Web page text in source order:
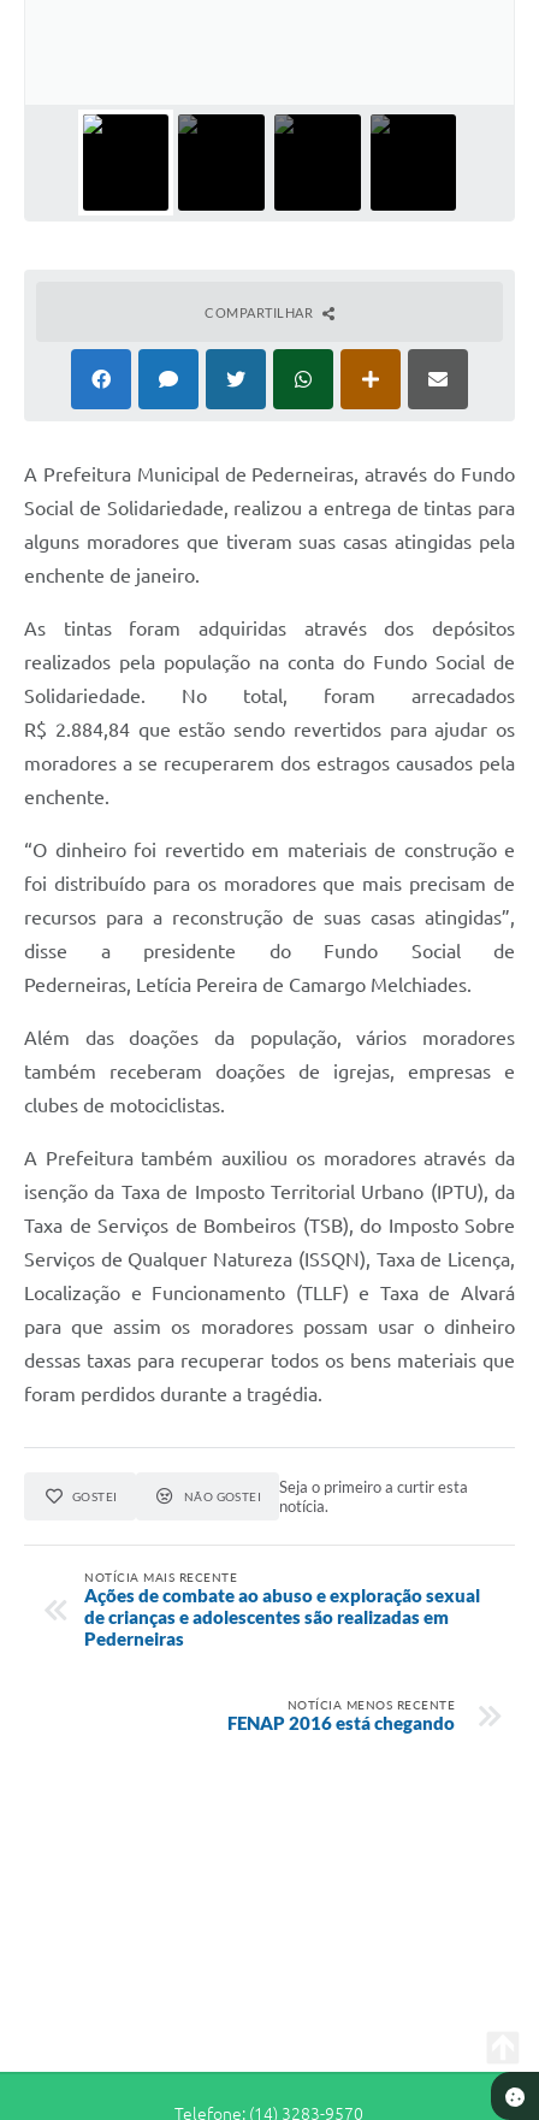
COMPARTILHAR
A Prefeitura Municipal de Pederneiras, através do Fundo
Social de Solidariedade, realizou a entrega de tintas para
alguns moradores que tiveram suas casas atingidas pela
enchente de janeiro.
As tintas foram adquiridas através dos depósitos
realizados pela população na conta do Fundo Social de
Solidariedade. No total, foram arrecadados
R$ 2.884,84 que estão sendo revertidos para ajudar os
moradores a se recuperarem dos estragos causados pela
enchente.
“O dinheiro foi revertido em materiais de construção e
foi distribuído para os moradores que mais precisam de
recursos para a reconstrução de suas casas atingidas”,
disse a presidente do Fundo Social de
Pederneiras, Letícia Pereira de Camargo Melchiades.
Além das doações da população, vários moradores
também receberam doações de igrejas, empresas e
clubes de motociclistas.
A Prefeitura também auxiliou os moradores através da
isenção da Taxa de Imposto Territorial Urbano (IPTU), da
Taxa de Serviços de Bombeiros (TSB), do Imposto Sobre
Serviços de Qualquer Natureza (ISSQN), Taxa de Licença,
Localização e Funcionamento (TLLF) e Taxa de Alvará
para que assim os moradores possam usar o dinheiro
dessas taxas para recuperar todos os bens materiais que
foram perdidos durante a tragédia.
GOSTEI NÃO GOSTEI
Seja o primeiro a curtir esta
notícia.
NOTÍCIA MAIS RECENTE
Ações de combate ao abuso e exploração sexual
de crianças e adolescentes são realizadas em
Pederneiras
NOTÍCIA MENOS RECENTE
FENAP 2016 está chegando
Telefone: (14) 3283-9570